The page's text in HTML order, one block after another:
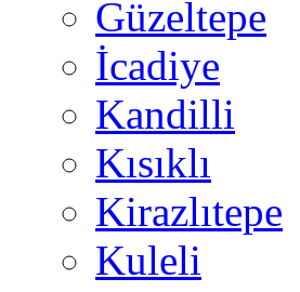
Güzeltepe
İcadiye
Kandilli
Kısıklı
Kirazlıtepe
Kuleli